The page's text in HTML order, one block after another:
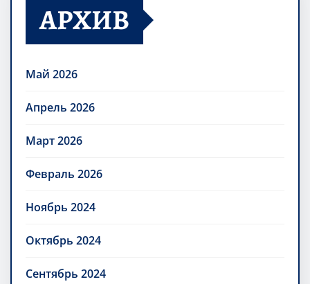
АРХИВ
Май 2026
Апрель 2026
Март 2026
Февраль 2026
Ноябрь 2024
Октябрь 2024
Сентябрь 2024